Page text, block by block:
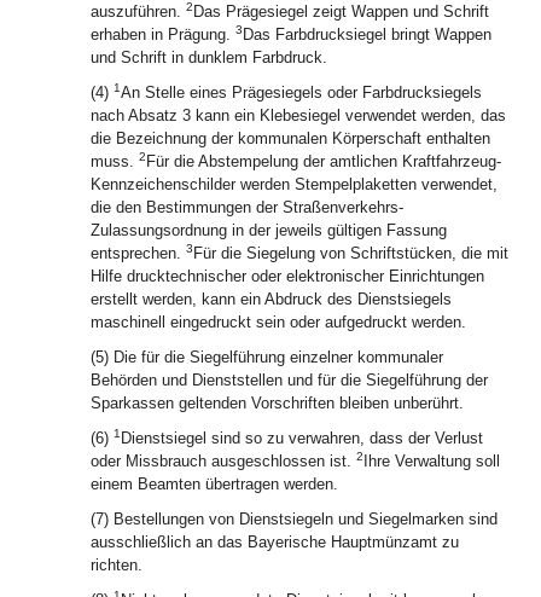
auszuführen. 2 Das Prägesiegel zeigt Wappen und Schrift
erhaben in Prägung. 3 Das Farbdrucksiegel bringt Wappen
und Schrift in dunklem Farbdruck.
(4) 1An Stelle eines Prägesiegels oder Farbdrucksiegels
nach Absatz 3 kann ein Klebesiegel verwendet werden, das
die Bezeichnung der kommunalen Körperschaft enthalten
muss. 2 Für die Abstempelung der amtlichen Kraftfahrzeug-
Kennzeichenschilder werden Stempelplaketten verwendet,
die den Bestimmungen der Straßenverkehrs-
Zulassungsordnung in der jeweils gültigen Fassung
entsprechen. 3 Für die Siegelung von Schriftstücken, die mit
Hilfe drucktechnischer oder elektronischer Einrichtungen
erstellt werden, kann ein Abdruck des Dienstsiegels
maschinell eingedruckt sein oder aufgedruckt werden.
(5) Die für die Siegelführung einzelner kommunaler
Behörden und Dienststellen und für die Siegelführung der
Sparkassen geltenden Vorschriften bleiben unberührt.
(6) 1 Dienstsiegel sind so zu verwahren, dass der Verlust
oder Missbrauch ausgeschlossen ist. 2
Ihre Verwaltung soll
einem Beamten übertragen werden.
(7) Bestellungen von Dienstsiegeln und Siegelmarken sind
ausschließlich an das Bayerische Hauptmünzamt zu
richten.